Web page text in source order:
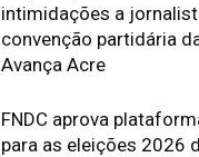
intimidações a
convenção partidária
Avança Acre
FNDC aprova
para as eleições 2026